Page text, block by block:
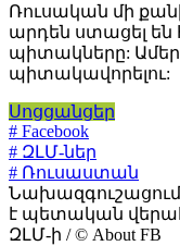
Ռուսական մի
արդեն ստացել
պիտակները:
պիտակավորելու:
Սոցցանցեր
# Facebook
# ԶԼՄ-ներ
# Ռուսաստան
է պետական
ԶԼՄ-ի / © About FB